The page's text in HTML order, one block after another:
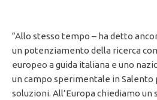
“Allo stesso tempo – ha detto
un potenziamento della ricerca
europeo a guida italiana e uno
un campo sperimentale in Salento
soluzioni. All’Europa chiediamo